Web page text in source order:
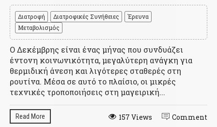
Διατροφή Διατροφικές Συνήθειες
Έρευνα
Μεταβολισμός
Ο Δεκέμβρης είναι ένας μήνας που συνδυάζει
έντονη κοινωνικότητα, μεγαλύτερη ανάγκη για
θερμιδική άνεση και λιγότερες σταθερές στη
ρουτίνα. Μέσα σε αυτό το πλαίσιο, οι μικρές
τεχνικές τροποποιήσεις στη μαγειρική...
Read More Comment
157 Views